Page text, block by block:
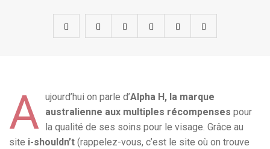
A ujourd’hui on parle d’Alpha H, la marque
australienne aux multiples récompenses pour
la qualité de ses soins pour le visage. Grâce au
site i-shouldn’t (rappelez-vous, c’est le site où on trouve